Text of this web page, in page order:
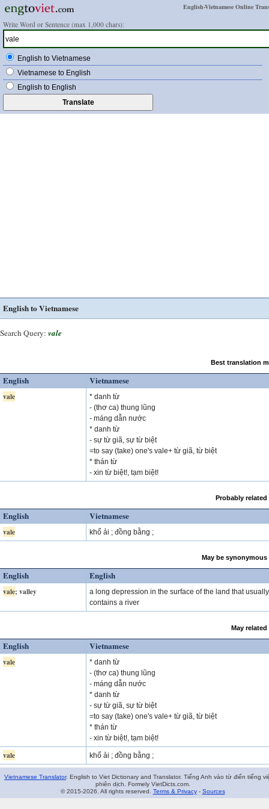
English-Vietnamese Online
Write Word or Sentence (max 1,000 chars):
English to Vietnamese
Vietnamese to English
English to English
English to Vietnamese
Search Query: vale
Best translation
English Vietnamese
vale
* danh từ
- (thơ ca) thung lũng
- máng dẫn nước
* danh từ
- sự từ giã, sự từ biệt
=to say (take) one's vale+ từ giã, từ biệt
* thán từ
- xin từ biệt!, tạm biệt!
Probably
English Vietnamese
vale khổ ải ; đồng bằng ;
May be
English English
vale; valley
a long depression in the surface of the land that usually
contains a river
May
English Vietnamese
vale
* danh từ
- (thơ ca) thung lũng
- máng dẫn nước
* danh từ
- sự từ giã, sự từ biệt
=to say (take) one's vale+ từ giã, từ biệt
* thán từ
- xin từ biệt!, tạm biệt!
vale khổ ải ; đồng bằng ;
Vietnamese Translator. English to Viet Dictionary and Translator. Tiếng Anh vào từ điển tiếng
phiên dịch. Formely VietDicts.com.
© 2015-2026. All rights reserved. Terms & Privacy- Sources